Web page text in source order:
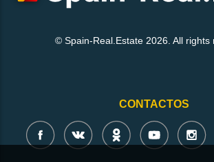
© Spain-Real.Estate 2026. All rights
CONTACTOS